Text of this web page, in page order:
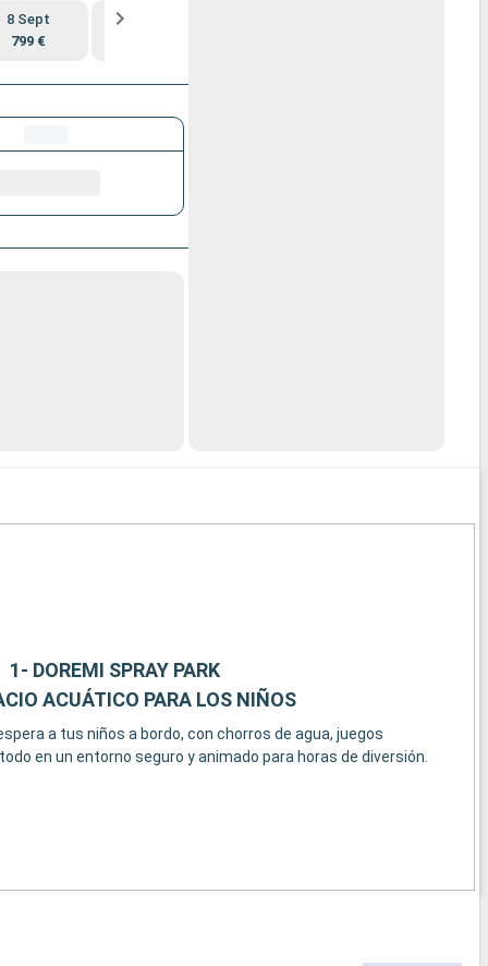
8 Sept
799 €
1- DOREMI SPRAY PARK
ACUÁTICO PARA LOS NIÑOS
a tus niños a bordo, con chorros de agua, juegos
en un entorno seguro y animado para horas de diversión.